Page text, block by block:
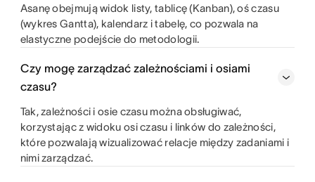
Asanę obejmują widok listy, tablicę (Kanban), oś czasu
(wykres Gantta), kalendarz i tabelę, co pozwala na
elastyczne podejście do metodologii.
Czy mogę zarządzać zależnościami i osiami
czasu?
Tak, zależności i osie czasu można obsługiwać,
korzystając z widoku osi czasu i linków do zależności,
które pozwalają wizualizować relacje między zadaniami i
nimi zarządzać.